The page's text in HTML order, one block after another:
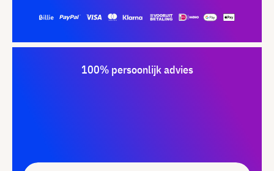
100% persoonlijk advies